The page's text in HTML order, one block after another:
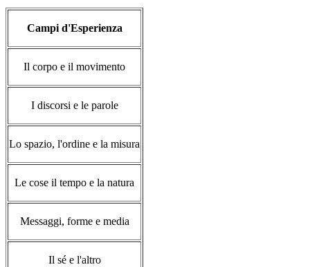
Campi d'Esperienza
Il corpo e il movimento
I discorsi e le parole
Lo spazio, l'ordine e la misura
Le cose il tempo e la natura
Messaggi, forme e media
Il sé e l'altro